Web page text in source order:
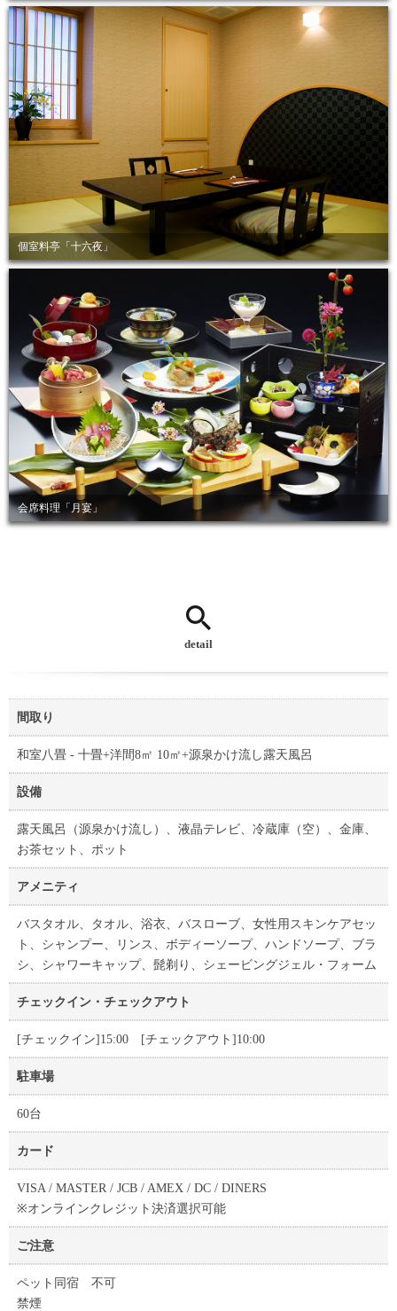
個室料亭「十六夜」
会席料理「月宴」
detail
間取り
和室八畳 - 十畳+洋間8㎡ 10㎡+源泉かけ流し露天風呂
設備
露天風呂（源泉かけ流し）、液晶テレビ、冷蔵庫（空）、金庫、
お茶セット、ポット
アメニティ
バスタオル、タオル、浴衣、バスローブ、女性用スキンケアセッ
ト、シャンプー、リンス、ボディーソープ、ハンドソープ、ブラ
シ、シャワーキャップ、髭剃り、シェービングジェル・フォーム
チェックイン・チェックアウト
[チェックイン]15:00 [チェックアウト]10:00
駐車場
60台
カード
VISA / MASTER / JCB / AMEX / DC / DINERS
※オンラインクレジット決済選択可能
ご注意
ペット同宿 不可
禁煙